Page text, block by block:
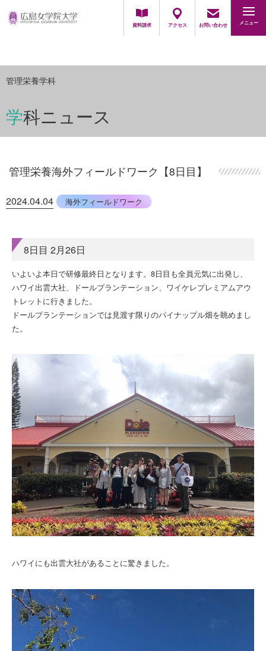
資料請求 アクセス お問い合わせ メニュー
採用担当の方
管理栄養学科
学科ニュース
管理栄養海外フィールドワーク【8日目】
2024.04.04 海外フィールドワーク
8日目 2月26日
いよいよ本日で研修最終日となります。8日目も全員元気に出発し、
ハワイ出雲大社、
ドールプランテーション、ワイケレプレミアムアウ
トレットに行きました。
ドールプランテーションでは見渡す限りのパイナップル畑を眺めま し
た。
ハワイにも出雲大社があることに驚きました。